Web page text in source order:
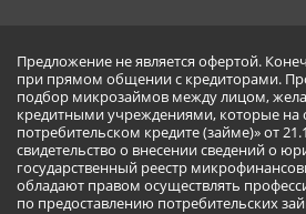
Предложение не является офертой.
при прямом общении с кредиторами.
подбор микрозаймов между лицом,
кредитными учреждениями, которые на
потребительском кредите (займе)» от
свидетельство о внесении сведений о
государственный реестр
обладают правом осуществлять
по предоставлению потребительских